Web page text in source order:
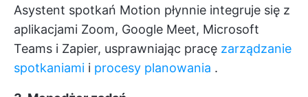
Asystent spotkań Motion płynnie integruje się z
aplikacjami Zoom, Google Meet, Microsoft
Teams i Zapier, usprawniając pracę zarządzanie
spotkaniami i procesy planowania .